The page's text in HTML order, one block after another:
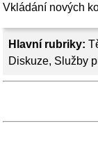
Hlavní rubriky:
Diskuze, Služby
Vkládání nových